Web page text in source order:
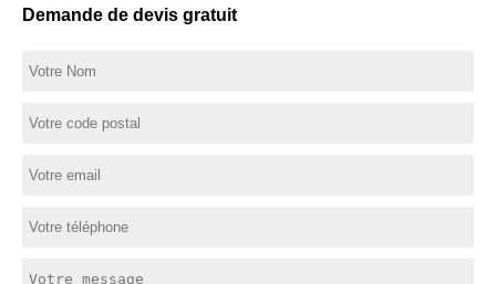
Demande de devis gratuit